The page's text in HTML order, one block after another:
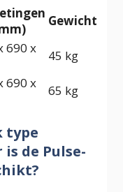
Gewicht
690 x
45 kg
690 x
65 kg
type
de Pulse-